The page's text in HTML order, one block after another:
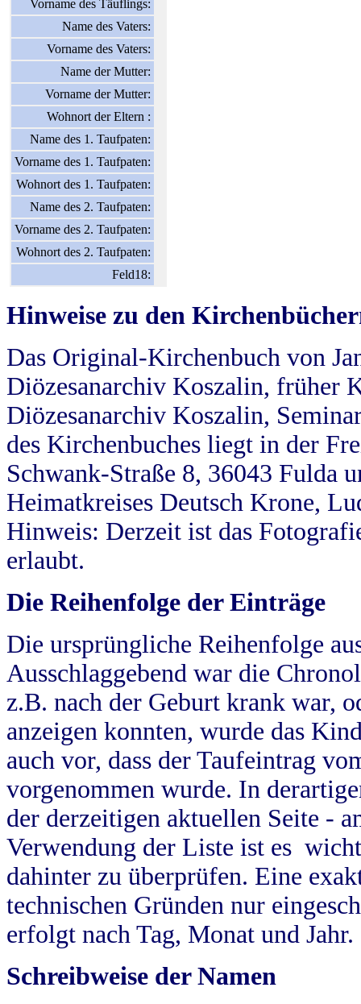
Vorname des Täuflings:
Name des Vaters:
Vorname des Vaters:
Name der Mutter:
Vorname der Mutter:
Wohnort der Eltern :
Name des 1. Taufpaten:
Vorname des 1. Taufpaten:
Wohnort des 1. Taufpaten:
Name des 2. Taufpaten:
Vorname des 2. Taufpaten:
Wohnort des 2. Taufpaten:
Feld18:
Hinweise zu den
Das Original-Kirchenbuch von
Diözesanarchiv Koszalin, früher
Diözesanarchiv Koszalin,
des Kirchenbuches liegt in der
Schwank-Straße 8, 36043 Fulda
Heimatkreises Deutsch Krone,
Hinweis: Derzeit ist das
erlaubt.
Die Reihenfolge der Einträge
Die ursprüngliche Reihenfolge
Ausschlaggebend war die
z.B. nach der Geburt krank war,
anzeigen konnten, wurde das
auch vor, dass der Taufeintrag
vorgenommen wurde. In
der derzeitigen aktuellen Seite -
Verwendung der Liste ist es
dahinter zu überprüfen. Eine
technischen Gründen nur
erfolgt nach Tag, Monat und Jahr.
Schreibweise der Namen